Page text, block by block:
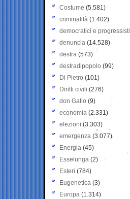
Costume (5.581)
criminalità (1.402)
democratici e progressisti
denuncia (14.528)
destra (573)
destradipopolo (99)
Di Pietro (101)
Diritti civili (276)
don Gallo (9)
economia (2.331)
elezioni (3.303)
emergenza (3.077)
Energia (45)
Esselunga (2)
Esteri (784)
Eugenetica (3)
Europa (1.314)